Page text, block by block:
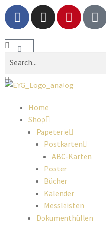
Home
Shop
Papeterie
Postkarten
ABC-Karten
Poster
Bücher
Kalender
Messleisten
Dokumenthüllen